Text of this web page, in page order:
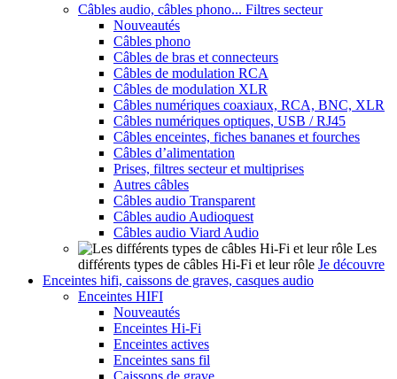
Câbles audio, câbles phono... Filtres secteur
Nouveautés
Câbles phono
Câbles de bras et connecteurs
Câbles de modulation RCA
Câbles de modulation XLR
Câbles numériques coaxiaux, RCA, BNC, XLR
Câbles numériques optiques, USB / RJ45
Câbles enceintes, fiches bananes et fourches
Câbles d’alimentation
Prises, filtres secteur et multiprises
Autres câbles
Câbles audio Transparent
Câbles audio Audioquest
Câbles audio Viard Audio
Les
différents types de câbles Hi-Fi et leur rôle Je découvre
Enceintes hifi, caissons de graves, casques audio
Enceintes HIFI
Nouveautés
Enceintes Hi-Fi
Enceintes actives
Enceintes sans fil
Caissons de grave